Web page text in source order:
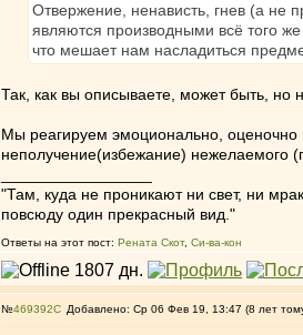
Отвержение, ненависть, гнев (а не
являются производными всё того
что мешает нам насладиться
Так, как вы описываете, может быть, но
Мы реагируем эмоционально, оценочно
неполучение(избежание) нежелаемого
"Там, куда не проникают ни свет, ни
повсюду один прекрасный вид."
Ответы на этот пост: Рената Скот, Си-ва-кон
№469392 Добавлено: Ср 06 Фев 19, 13:47 (8 лет